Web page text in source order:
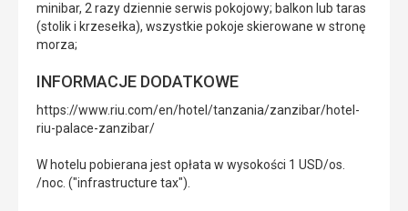
minibar, 2 razy dziennie serwis pokojowy; balkon lub taras
(stolik i krzesełka), wszystkie pokoje skierowane w stronę
morza;
INFORMACJE DODATKOWE
https://www.riu.com/en/hotel/tanzania/zanzibar/hotel-
riu-palace-zanzibar/
W hotelu pobierana jest opłata w wysokości 1 USD/os.
/noc. ("infrastructure tax").